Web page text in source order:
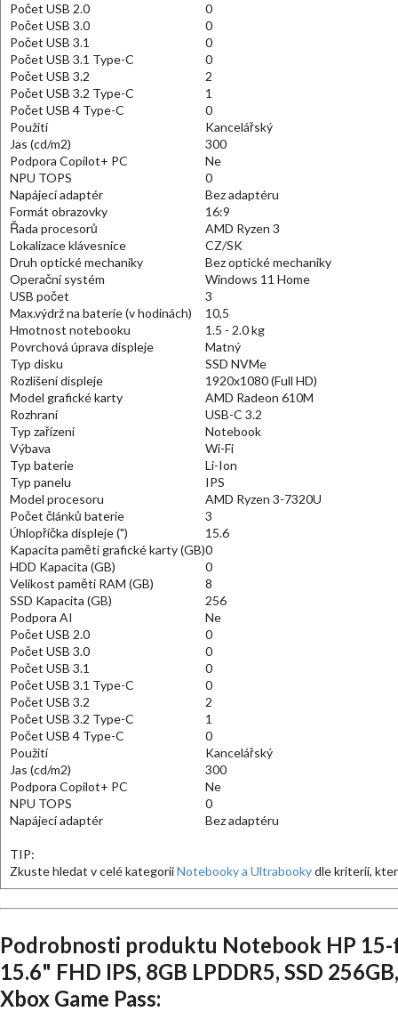
Počet USB 2.0
0
Počet USB 3.0
0
Počet USB 3.1
0
Počet USB 3.1 Type-C
0
Počet USB 3.2
2
Počet USB 3.2 Type-C
1
Počet USB 4 Type-C
0
Použití
Kancelářský
Jas (cd/m2)
300
Podpora Copilot+ PC
Ne
NPU TOPS
0
Napájecí adaptér
Bez adaptéru
Formát obrazovky
16:9
Řada procesorů
AMD Ryzen 3
Lokalizace klávesnice
CZ/SK
Druh optické mechaniky
Bez optické mechaniky
Operační systém
Windows 11 Home
USB počet
3
Max.výdrž na baterie (v hodinách)
10,5
Hmotnost notebooku
1.5 - 2.0 kg
Povrchová úprava displeje
Matný
Typ disku
SSD NVMe
Rozlišení displeje
1920x1080 (Full HD)
Model grafické karty
AMD Radeon 610M
Rozhraní
USB-C 3.2
Typ zařízení
Notebook
Výbava
Wi-Fi
Typ baterie
Li-Ion
Typ panelu
IPS
Model procesoru
AMD Ryzen 3-7320U
Počet článků baterie
3
Úhlopříčka displeje (")
15.6
Kapacita paměti grafické karty (GB)0
HDD Kapacita (GB)
0
Velikost paměti RAM (GB)
8
SSD Kapacita (GB)
256
Podpora AI
Ne
Počet USB 2.0
0
Počet USB 3.0
0
Počet USB 3.1
0
Počet USB 3.1 Type-C
0
Počet USB 3.2
2
Počet USB 3.2 Type-C
1
Počet USB 4 Type-C
0
Použití
Kancelářský
Jas (cd/m2)
300
Podpora Copilot+ PC
Ne
NPU TOPS
0
Napájecí adaptér
Bez adaptéru
TIP:
Zkuste hledat v celé kategoriiNotebooky a Ultrabookydle kriterií,
Podrobnosti produktu Notebook HP 15-
15.6" FHD IPS, 8GB LPDDR5, SSD
Xbox Game Pass: